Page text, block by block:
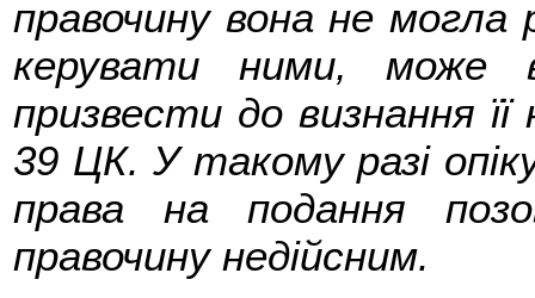
правочину вона не могла
керувати ними, може
призвести до визнання
39 ЦК. У такому разі
права на подання
правочину недійсним.